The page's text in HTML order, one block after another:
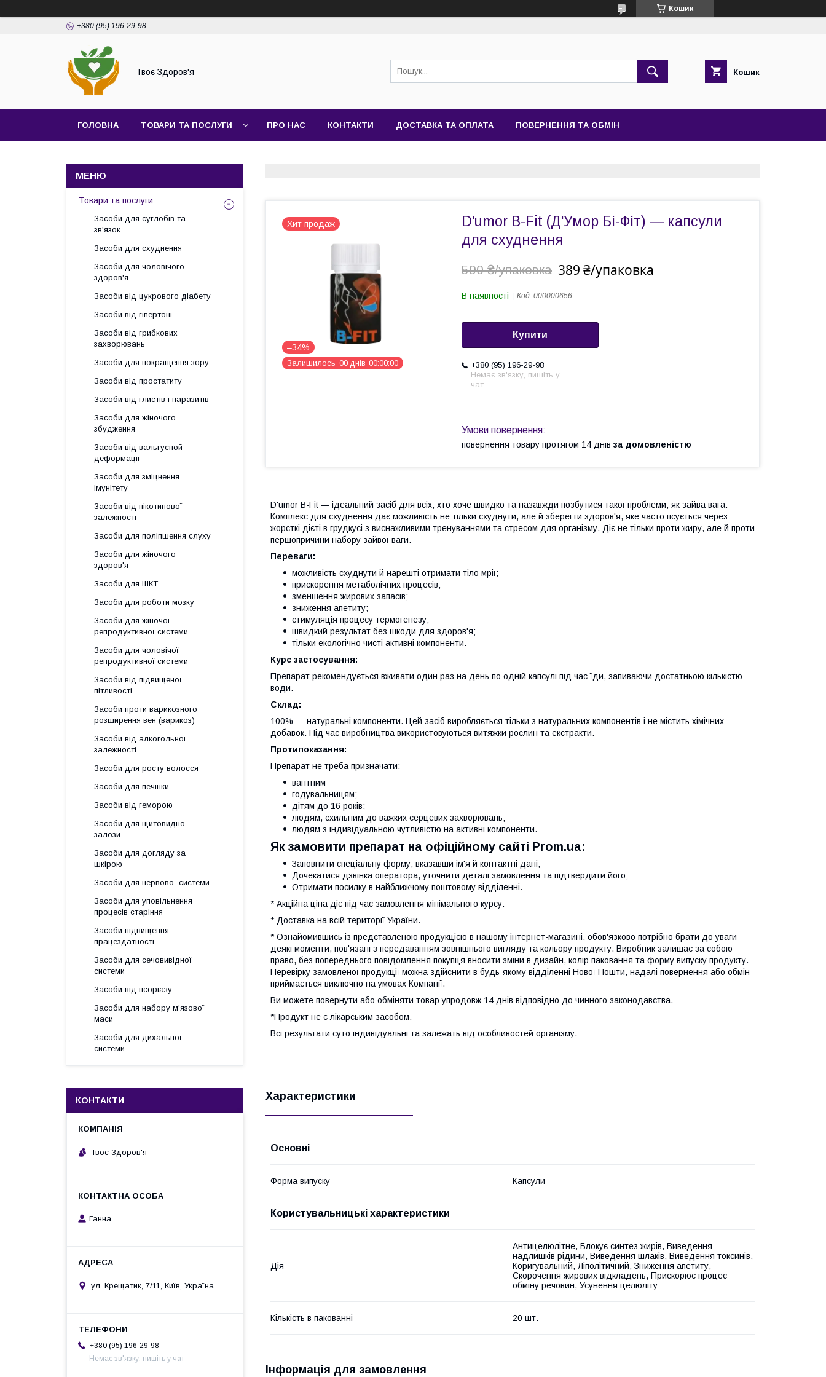
Кошик
+380 (95) 196-29-98
Твоє Здоров'я Кошик
ГОЛОВНА ТОВАРИ ТА ПОСЛУГИ ПРО НАС КОНТАКТИ ДОСТАВКА ТА ОПЛАТА ПОВЕРНЕННЯ ТА ОБМІН
Хит продаж
–34%
Залишилось 00 днів 00 00 00
D'umor B-Fit (Д'Умор Бі-Фіт) — капсули
для схуднення
590 ₴/упаковка 389 ₴/упаковка
В наявності Код: 000000656
Купити
+380 (95) 196-29-98
Немає зв'язку, пишіть у
чат
повернення товару протягом 14 днів за домовленістю
D'umor B-Fit — ідеальний засіб для всіх, хто хоче швидко та назавжди позбутися такої проблеми, як зайва вага.
Комплекс для схуднення дає можливість не тільки схуднути, але й зберегти здоров'я, яке часто псується через
жорсткі дієті в грудкусі з виснажливими тренуваннями та стресом для організму. Діє не тільки проти жиру, але й проти
першопричини набору зайвої ваги.
Переваги:
можливість схуднути й нарешті отримати тіло мрії;
прискорення метаболічних процесів;
зменшення жирових запасів;
зниження апетиту;
стимуляція процесу термогенезу;
швидкий результат без шкоди для здоров'я;
тільки екологічно чисті активні компоненти.
Курс застосування:
Препарат рекомендується вживати один раз на день по одній капсулі під час їди, запиваючи достатньою кількістю
води.
Склад:
100% — натуральні компоненти. Цей засіб виробляється тільки з натуральних компонентів і не містить хімічних
добавок. Під час виробництва використовуються витяжки рослин та екстракти.
Протипоказання:
Препарат не треба призначати:
вагітним
годувальницям;
дітям до 16 років;
людям, схильним до важких серцевих захворювань;
людям з індивідуальною чутливістю на активні компоненти.
Як замовити препарат на офіційному сайті Prom.ua:
Заповнити спеціальну форму, вказавши ім'я й контактні дані;
Дочекатися дзвінка оператора, уточнити деталі замовлення та підтвердити його;
Отримати посилку в найближчому поштовому відділенні.
* Акційна ціна діє під час замовлення мінімального курсу.
* Доставка на всій території України.
* Ознайомившись із представленою продукцією в нашому інтернет-магазині, обов'язково потрібно брати до уваги
деякі моменти, пов'язані з передаванням зовнішнього вигляду та кольору продукту. Виробник залишає за собою
право, без попереднього повідомлення покупця вносити зміни в дизайн, колір паковання та форму випуску продукту.
Перевірку замовленої продукції можна здійснити в будь-якому відділенні Нової Пошти, надалі повернення або обмін
приймається виключно на умовах Компанії.
Ви можете повернути або обміняти товар упродовж 14 днів відповідно до чинного законодавства.
*Продукт не є лікарським засобом.
Всі результати суто індивідуальні та залежать від особливостей організму.
Характеристики
Основні
Форма випуску Капсули
Користувальницькі характеристики
Дія
Антицелюлітне, Блокує синтез жирів, Виведення
надлишків рідини, Виведення шлаків, Виведення токсинів,
Коригувальний, Ліполітичний, Зниження апетиту,
Скорочення жирових відкладень, Прискорює процес
обміну речовин, Усунення целюліту
Кількість в пакованні 20 шт.
Інформація для замовлення
Товари та послуги
Засоби для суглобів та
зв'язок
Засоби для схуднення
Засоби для чоловічого
здоров'я
Засоби від цукрового діабету
Засоби від гіпертонії
Засоби від грибкових
захворювань
Засоби для покращення зору
Засоби від простатиту
Засоби від глистів і паразитів
Засоби для жіночого
збудження
Засоби від вальгусной
деформації
Засоби для зміцнення
імунітету
Засоби від нікотинової
залежності
Засоби для поліпшення слуху
Засоби для жіночого
здоров'я
Засоби для ШКТ
Засоби для роботи мозку
Засоби для жіночої
репродуктивної системи
Засоби для чоловічої
репродуктивної системи
Засоби від підвищеної
пітливості
Засоби проти варикозного
розширення вен (варикоз)
Засоби від алкогольної
залежності
Засоби для росту волосся
Засоби для печінки
Засоби від геморою
Засоби для щитовидної
залози
Засоби для догляду за
шкірою
Засоби для нервової системи
Засоби для уповільнення
процесів старіння
Засоби підвищення
працездатності
Засоби для сечовивідної
системи
Засоби від псоріазу
Засоби для набору м'язової
маси
Засоби для дихальної
системи
КОНТАКТИ
Твоє Здоров'я
Ганна
ул. Крещатик, 7/11, Київ, Україна
+380 (95) 196-29-98
Немає зв'язку, пишіть у чат